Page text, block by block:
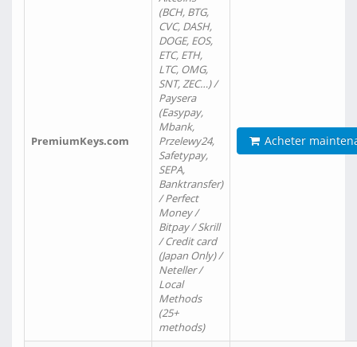
PremiumKeys.com
(BCH, BTG,
CVC, DASH,
DOGE, EOS,
ETC, ETH,
LTC, OMG,
SNT, ZEC…) /
Paysera
(Easypay,
Mbank,
Przelewy24,
Safetypay,
SEPA,
Banktransfer)
/ Perfect
Money /
Bitpay / Skrill
/ Credit card
(Japan Only) /
Neteller /
Local
Methods
(25+
methods)
Acheter